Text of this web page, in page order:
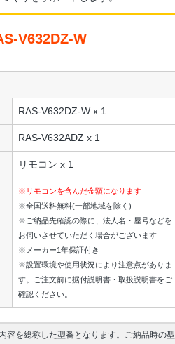
V632DZ-W
RAS-V632DZ-W x 1
RAS-V632ADZ x 1
リモコン x 1
※リモコンを含んだ金額になります
※全国送料無料(一部地域を除く)
※ご納品先確認の際に、法人名・屋号などを
お伺いさせていただく場合がございます
※メーカー1年保証付き
※設置環境や使用状況により注意点がありま
す。ご注文前に据付説明書・取扱説明書をご
確認ください。
容を総称した型番となります。ご納品時の型